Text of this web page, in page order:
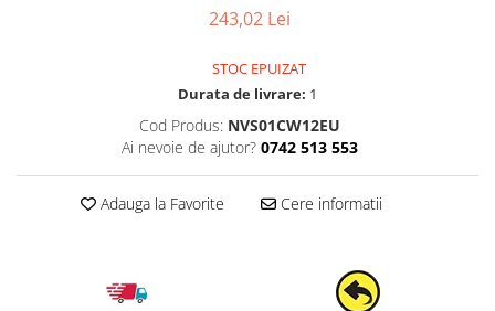
243,02 Lei
STOC EPUIZAT
Durata de livrare: 1
Cod Produs: NVS01CW12EU
Ai nevoie de ajutor? 0742 513 553
Adauga la Favorite Cere informatii